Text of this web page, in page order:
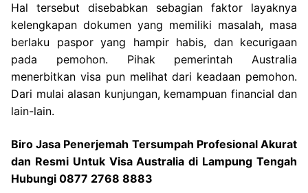
Hal tersebut disebabkan sebagian faktor layaknya
kelengkapan dokumen yang memiliki masalah, masa
berlaku paspor yang hampir habis, dan kecurigaan
pada pemohon. Pihak pemerintah Australia
menerbitkan visa pun melihat dari keadaan pemohon.
Dari mulai alasan kunjungan, kemampuan financial dan
lain-lain.
Biro Jasa Penerjemah Tersumpah Profesional Akurat
dan Resmi Untuk Visa Australia di Lampung Tengah
Hubungi 0877 2768 8883